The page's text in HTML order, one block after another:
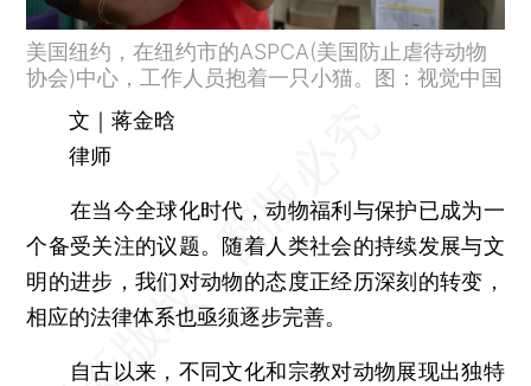
美国纽约，在纽约市的ASPCA(美国防止虐待动物
协会)中心，工作人员抱着一只小猫。图：视觉中国
文｜蒋金晗
律师
在当今全球化时代，动物福利与保护已成为一
个备受关注的议题。随着人类社会的持续发展与文
明的进步，我们对动物的态度正经历深刻的转变，
相应的法律体系也亟须逐步完善。
自古以来，不同文化和宗教对动物展现出独特